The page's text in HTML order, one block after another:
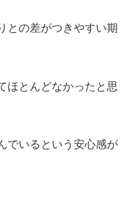
との差がつきやすい期
ほとんどなかったと思
でいるという安心感が